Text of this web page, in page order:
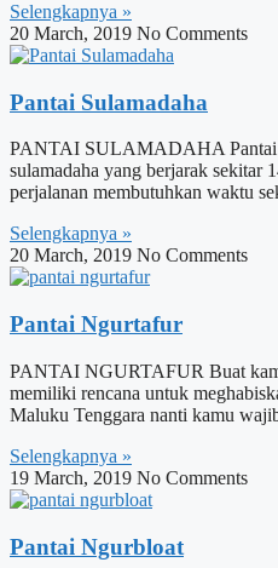
Selengkapnya »
20 March, 2019 No Comments
Pantai Sulamadaha
PANTAI SULAMADAHA Pantai
sulamadaha yang berjarak sekitar
perjalanan membutuhkan waktu
Selengkapnya »
20 March, 2019 No Comments
Pantai Ngurtafur
PANTAI NGURTAFUR Buat
memiliki rencana untuk
Maluku Tenggara nanti kamu
Selengkapnya »
19 March, 2019 No Comments
Pantai Ngurbloat